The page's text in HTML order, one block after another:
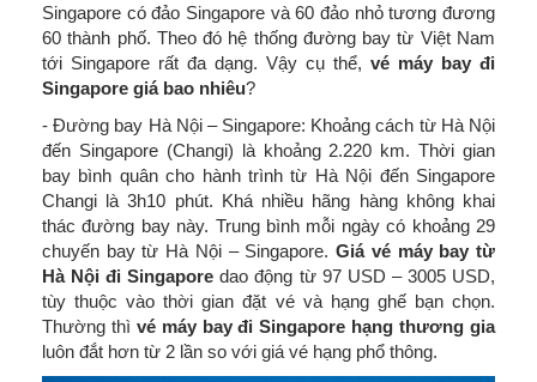
Singapore có đảo Singapore và 60 đảo nhỏ tương đương
60 thành phố. Theo đó hệ thống đường bay từ Việt Nam
tới Singapore rất đa dạng. Vậy cụ thể, vé máy bay đi
Singapore giá bao nhiêu?
- Đường bay Hà Nội – Singapore: Khoảng cách từ Hà Nội
đến Singapore (Changi) là khoảng 2.220 km. Thời gian
bay bình quân cho hành trình từ Hà Nội đến Singapore
Changi là 3h10 phút. Khá nhiều hãng hàng không khai
thác đường bay này. Trung bình mỗi ngày có khoảng 29
chuyến bay từ Hà Nội – Singapore.Giá vé máy bay từ
Hà Nội đi Singapore dao động từ 97 USD – 3005 USD,
tùy thuộc vào thời gian đặt vé và hạng ghế bạn chọn.
Thường thì vé máy bay đi Singapore hạng thương gia
luôn đắt hơn từ 2 lần so với giá vé hạng phổ thông.